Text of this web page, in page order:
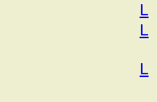
L
L
L